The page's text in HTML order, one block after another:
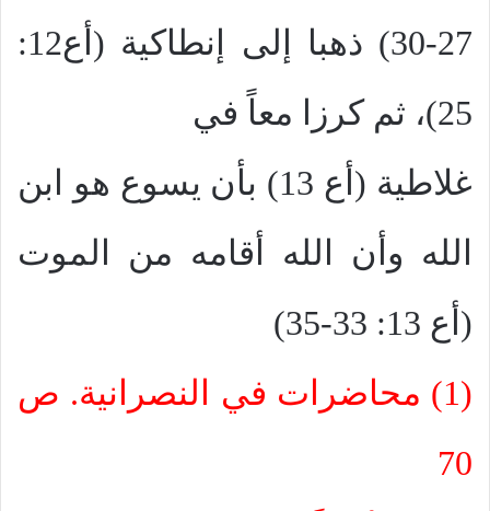
27-30) ذهبا إلى إنطاكية (أع12:
25)، ثم كرزا معاً في
غلاطية (أع 13) بأن يسوع هو ابن
الله وأن الله أقامه من الموت
(أع 13: 33-35)
(1) محاضرات في النصرانية. ص
70